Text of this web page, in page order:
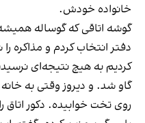
خانواده خودش.
گوشه‌ اتاقی که گوساله
دفتر انتخاب کردم و مذاکره
کردیم به هیچ نتیجه‌ای
گاو شد. و دیروز وقتی به
روی تخت خوابیده. دکور اتاق